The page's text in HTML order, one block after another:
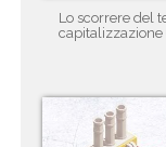
Lo scorrere del
capitalizzazione